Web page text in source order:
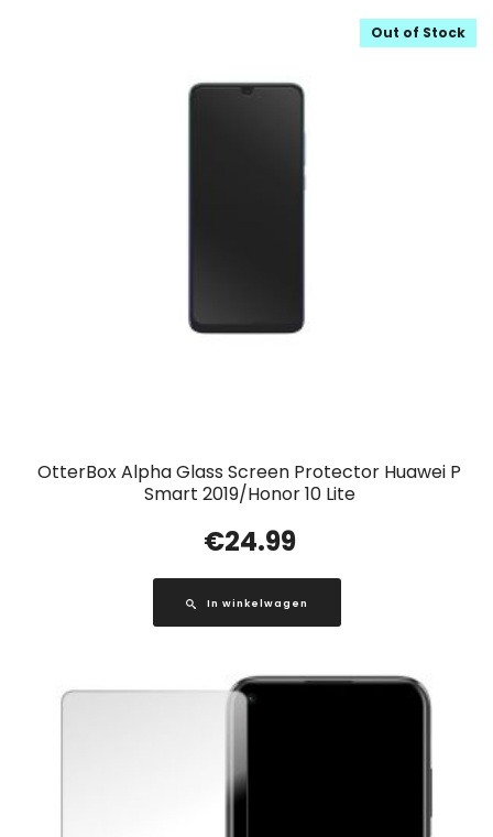
OtterBox Alpha Glass Screen Protector Huawei P
Smart 2019/Honor 10 Lite
Out of Stock
€24.99
In winkelwagen